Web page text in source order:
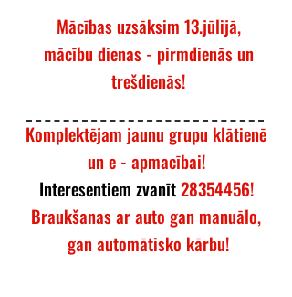
Mācības uzsāksim 13.jūlijā,
mācību dienas - pirmdienās un
trešdienās!
Komplektējam jaunu grupu klātienē
un e - apmacībai!
Interesentiem zvanīt28354456!
Braukšanas ar auto gan manuālo,
gan automātisko kārbu!